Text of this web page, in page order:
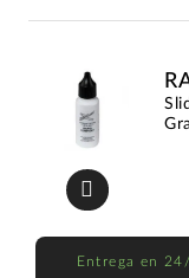
Entrega en